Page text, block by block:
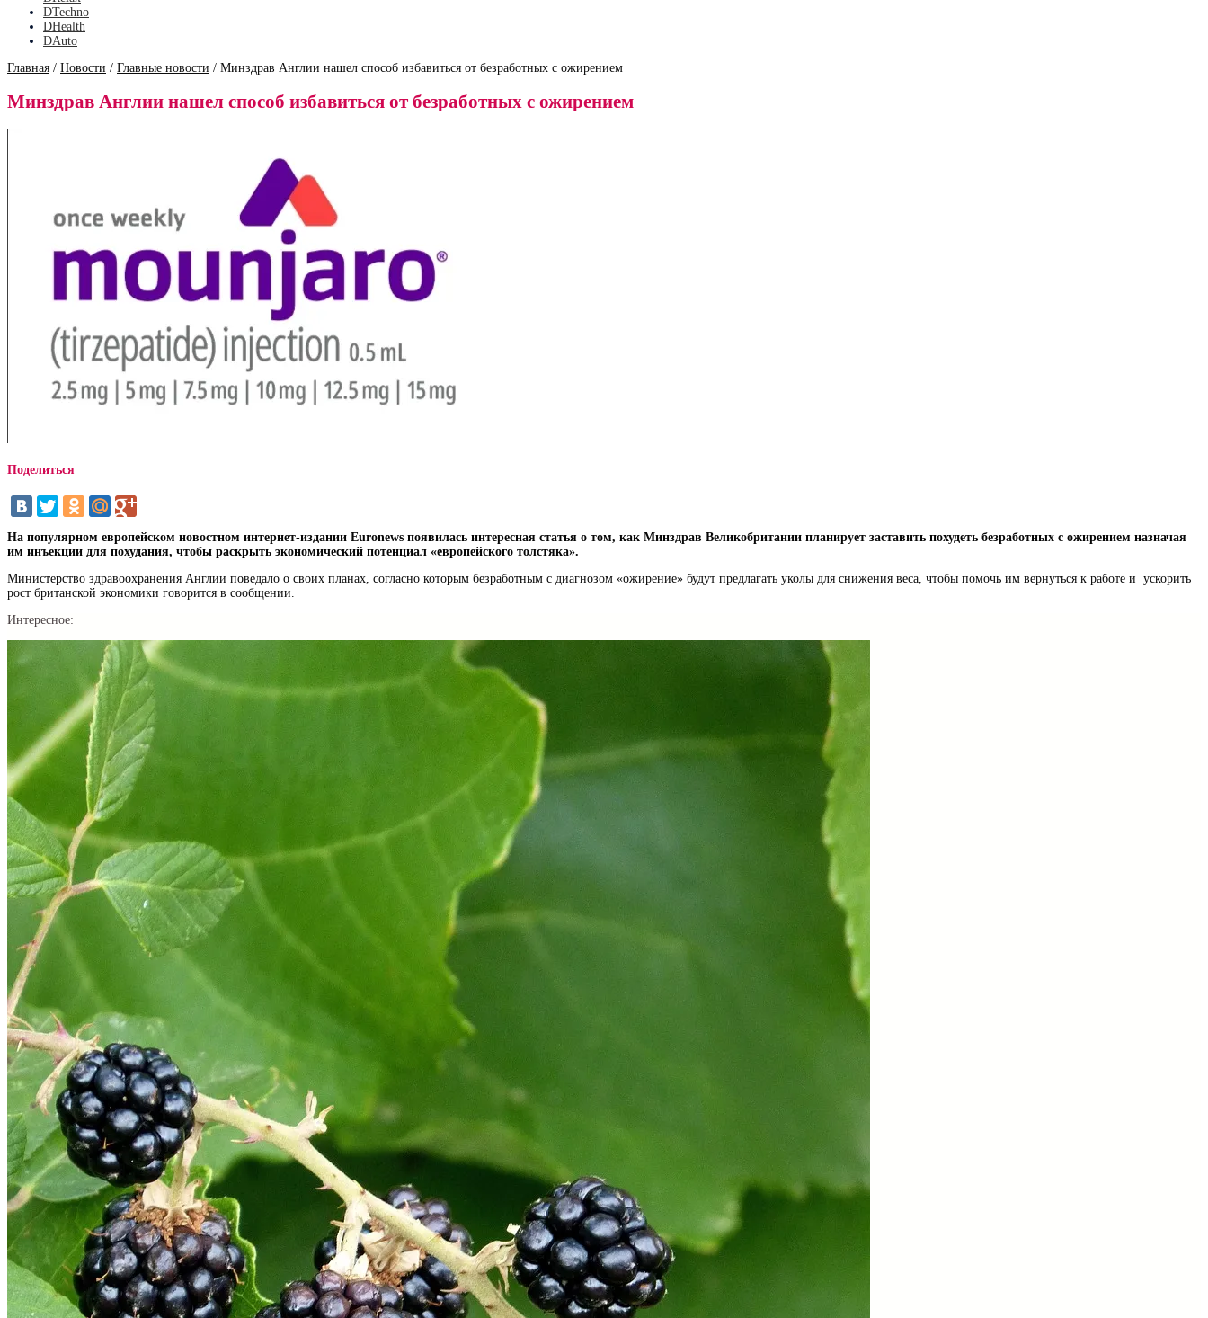
DTechno
DHealth
DAuto
Главная / Новости / Главные новости / Минздрав Англии нашел способ избавиться от безработных с ожирением
Минздрав Англии нашел способ избавиться от безработных с ожирением
Поделиться
На популярном европейском новостном интернет-издании Euronews появилась интересная статья о том, как Минздрав Великобритании планирует заставить похудеть безработных с ожирением назначая
им инъекции для похудания, чтобы раскрыть экономический потенциал «европейского толстяка».
Министерство здравоохранения Англии поведало о своих планах, согласно которым безработным с диагнозом «ожирение» будут предлагать уколы для снижения веса, чтобы помочь им вернуться к работе и ускорить
рост британской экономики говорится в сообщении.
Интересное: